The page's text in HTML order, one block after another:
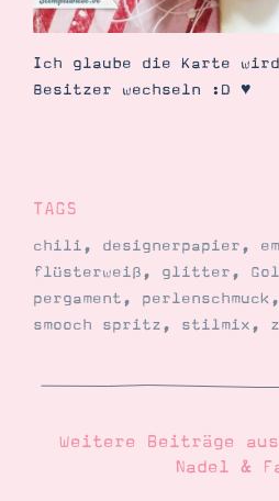
Ich glaube die Karte
Besitzer wechseln :D ♥
TAGS
chili, designerpapier,
flüsterweiß, glitter,
pergament, perlenschmuck
smooch spritz, stilmix,
Weitere Beiträge
Nadel &